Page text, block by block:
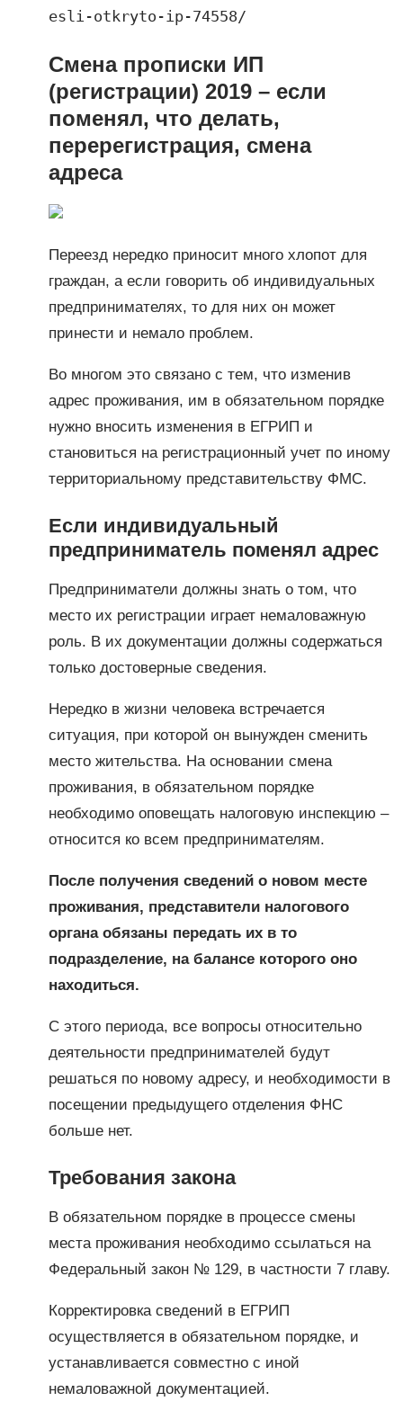
esli-otkryto-ip-74558/
Смена прописки ИП
(регистрации) 2019 – если
поменял, что делать,
перерегистрация, смена
адреса
Переезд нередко приносит много хлопот для
граждан, а если говорить об индивидуальных
предпринимателях, то для них он может
принести и немало проблем.
Во многом это связано с тем, что изменив
адрес проживания, им в обязательном порядке
нужно вносить изменения в ЕГРИП и
становиться на регистрационный учет по иному
территориальному представительству ФМС.
Если индивидуальный
предприниматель поменял адрес
Предприниматели должны знать о том, что
место их регистрации играет немаловажную
роль. В их документации должны содержаться
только достоверные сведения.
Нередко в жизни человека встречается
ситуация, при которой он вынужден сменить
место жительства. На основании смена
проживания, в обязательном порядке
необходимо оповещать налоговую инспекцию –
относится ко всем предпринимателям.
После получения сведений о новом месте
проживания, представители налогового
органа обязаны передать их в то
подразделение, на балансе которого оно
находиться.
С этого периода, все вопросы относительно
деятельности предпринимателей будут
решаться по новому адресу, и необходимости в
посещении предыдущего отделения ФНС
больше нет.
Требования закона
В обязательном порядке в процессе смены
места проживания необходимо ссылаться на
Федеральный закон № 129, в частности 7 главу.
Корректировка сведений в ЕГРИП
осуществляется в обязательном порядке, и
устанавливается совместно с иной
немаловажной документацией.